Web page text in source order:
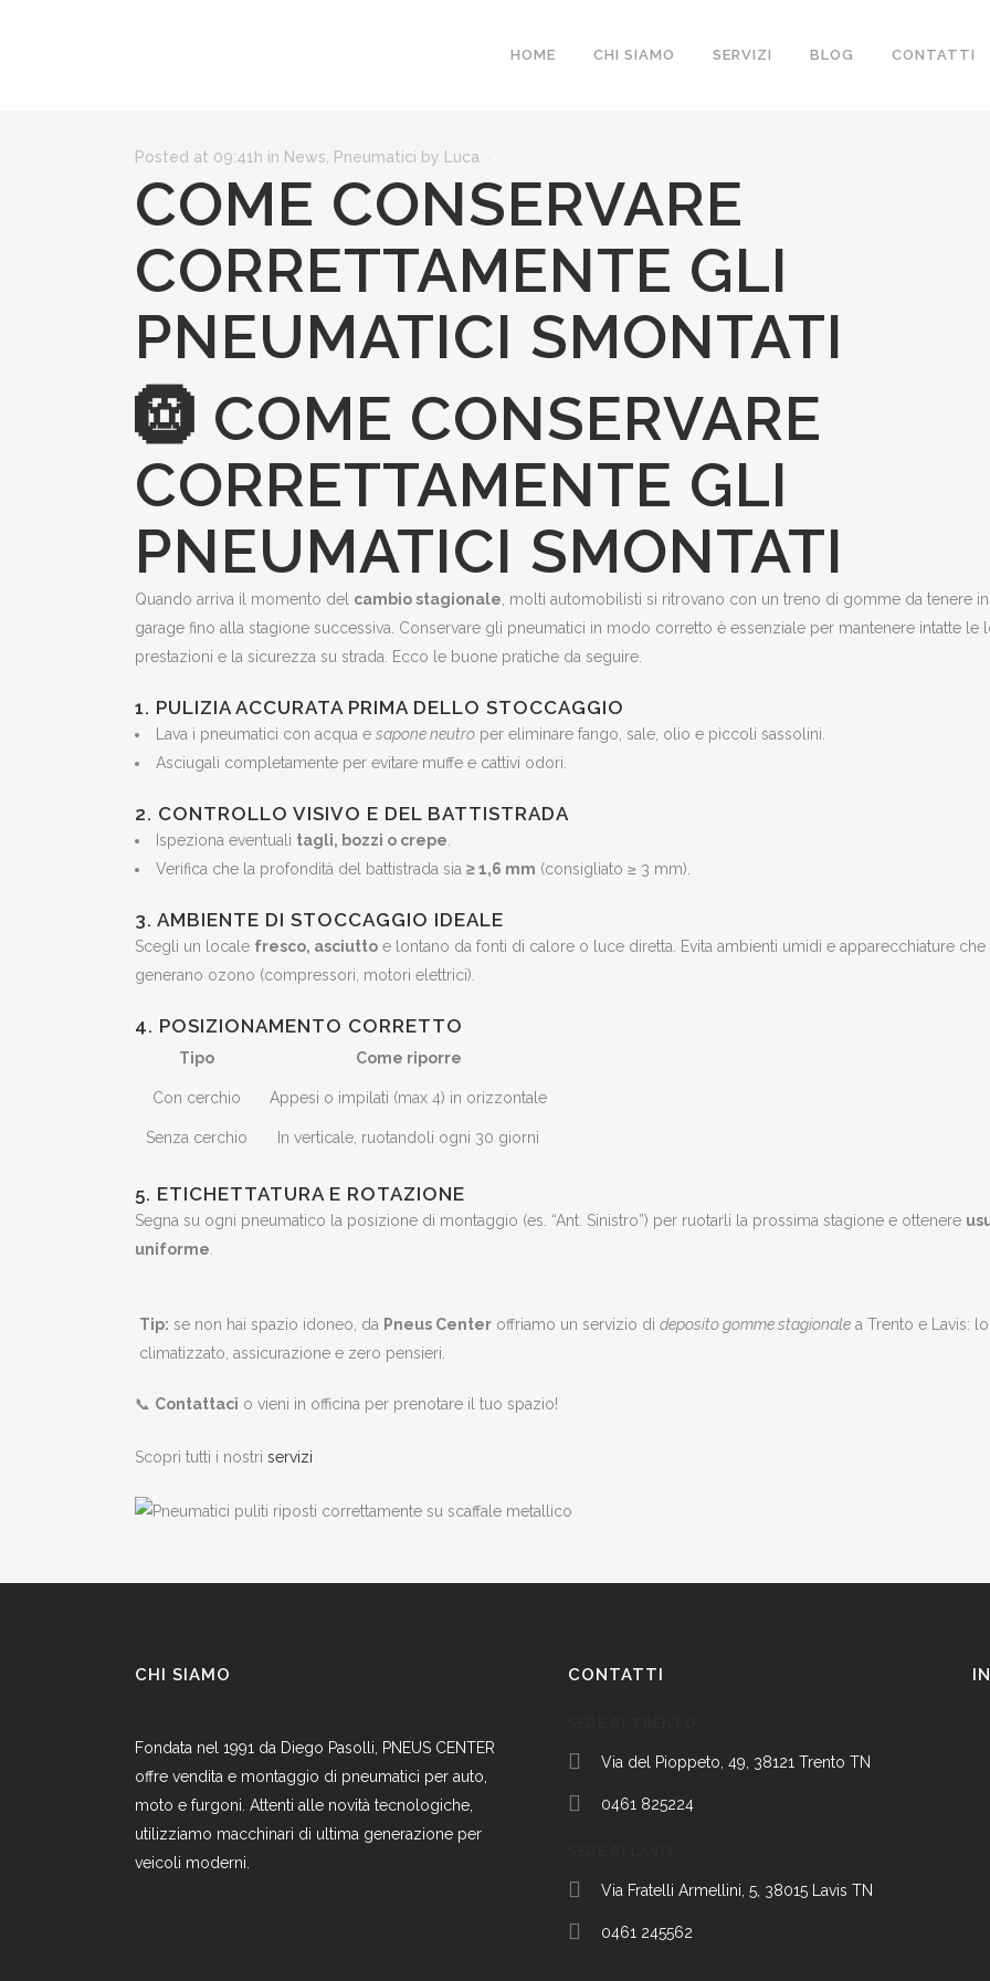
HOME CHI SIAMO SERVIZI BLOG CONTATTI
COME CONSERVARE
CORRETTAMENTE GLI
PNEUMATICI SMONTATI
Posted at 09:41h in News Pneumatici by Luca
🛞 COME CONSERVARE
CORRETTAMENTE GLI
PNEUMATICI SMONTATI
Quando arriva il momento del cambio stagionale , molti automobilisti si ritrovano con un treno di gomme da tenere in
garage fino alla stagione successiva. Conservare gli pneumatici in modo corretto è essenziale per mantenere intatte le
prestazioni e la sicurezza su strada. Ecco le buone pratiche da seguire.
1. PULIZIA ACCURATA PRIMA DELLO STOCCAGGIO
Lava i pneumatici con acqua e sapone neutro per eliminare fango, sale, olio e piccoli sassolini.
Asciugali completamente per evitare muffe e cattivi odori.
2. CONTROLLO VISIVO E DEL BATTISTRADA
Ispeziona eventuali tagli, bozzi o crepe
Verifica che la profondità del battistrada sia ≥ 1,6 mm (consigliato ≥ 3 mm).
3. AMBIENTE DI STOCCAGGIO IDEALE
Scegli un locale fresco, asciutto e lontano da fonti di calore o luce diretta. Evita ambienti umidi e apparecchiature che
generano ozono (compressori, motori elettrici).
4. POSIZIONAMENTO CORRETTO
Tipo Come riporre
Con cerchio Appesi o impilati (max 4) in orizzontale
Senza cerchio In verticale, ruotandoli ogni 30 giorni
5. ETICHETTATURA E ROTAZIONE
Segna su ogni pneumatico la posizione di montaggio (es. “Ant. Sinistro”) per ruotarli la prossima stagione e ottenere
uniforme
Tip: se non hai spazio idoneo, da Pneus Center offriamo un servizio di deposito gomme stagionale a Trento e Lavis:
climatizzato, assicurazione e zero pensieri.
📞 Contattaci o vieni in officina per prenotare il tuo spazio!
Scopri tutti i nostri servizi
CHI SIAMO
Fondata nel 1991 da Diego Pasolli, PNEUS CENTER
offre vendita e montaggio di pneumatici per auto,
moto e furgoni. Attenti alle novità tecnologiche,
utilizziamo macchinari di ultima generazione per
veicoli moderni.
CONTATTI
Via del Pioppeto, 49, 38121 Trento TN
0461 825224
Via Fratelli Armellini, 5, 38015 Lavis TN
0461 245562